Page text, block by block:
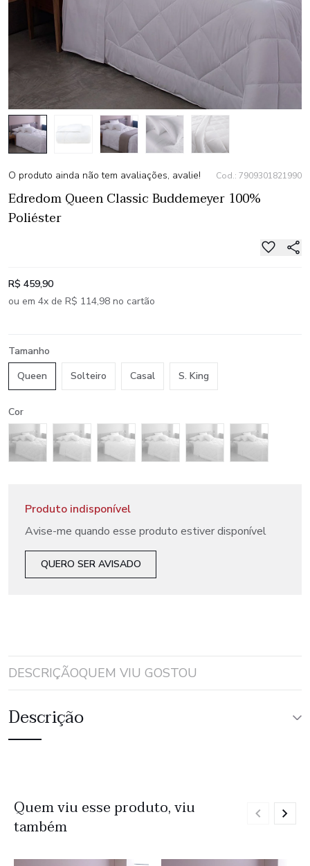
O produto ainda não tem avaliações, avalie! Cod.: 7909301821990
Edredom Queen Classic Buddemeyer 100%
Poliéster
R$ 459,90
ou em 4x de R$ 114,98 no cartão
Tamanho
Queen
Solteiro Casal S. King
Cor
Produto indisponível
Avise-me quando esse produto estiver disponível
QUERO SER AVISADO
DESCRIÇÃOQUEM VIU GOSTOU
Descrição
Quem viu esse produto, viu
também